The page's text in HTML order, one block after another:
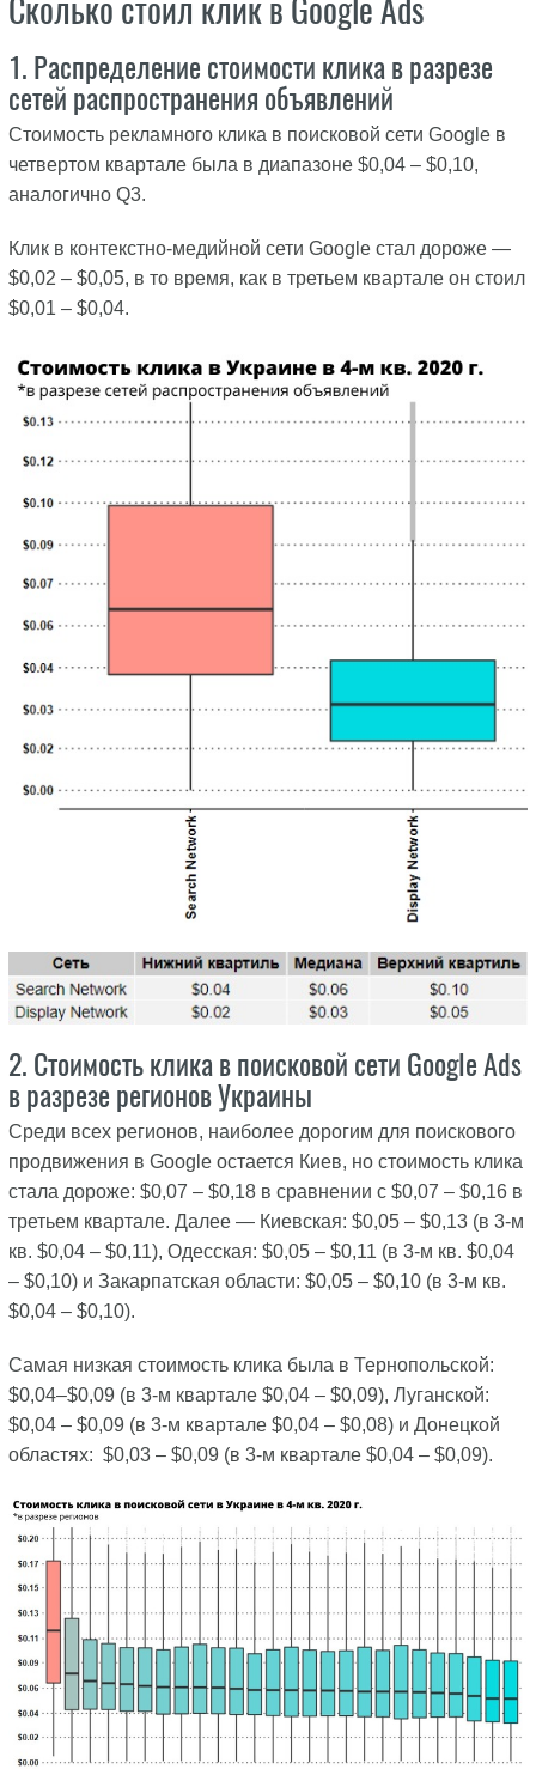
Сколько стоил клик в Google Ads
1. Распределение стоимости клика в разрезе
сетей распространения объявлений
Стоимость рекламного клика в поисковой сети Google в
четвертом квартале была в диапазоне $0,04 – $0,10,
аналогично Q3.
Клик в контекстно-медийной сети Google стал дороже —
$0,02 – $0,05, в то время, как в третьем квартале он стоил
$0,01 – $0,04.
2. Стоимость клика в поисковой сети Google Ads
в разрезе регионов Украины
Среди всех регионов, наиболее дорогим для поискового
продвижения в Google остается Киев, но стоимость клика
стала дороже: $0,07 – $0,18 в сравнении с $0,07 – $0,16 в
третьем квартале. Далее — Киевская: $0,05 – $0,13 (в 3-м
кв. $0,04 – $0,11), Одесская: $0,05 – $0,11 (в 3-м кв. $0,04
– $0,10) и Закарпатская области: $0,05 – $0,10 (в 3-м кв.
$0,04 – $0,10).
Самая низкая стоимость клика была в Тернопольской:
$0,04–$0,09 (в 3-м квартале $0,04 – $0,09), Луганской:
$0,04 – $0,09 (в 3-м квартале $0,04 – $0,08) и Донецкой
областях: $0,03 – $0,09 (в 3-м квартале $0,04 – $0,09).